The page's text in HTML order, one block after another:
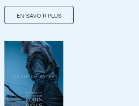
EN SAVOIR PLUS